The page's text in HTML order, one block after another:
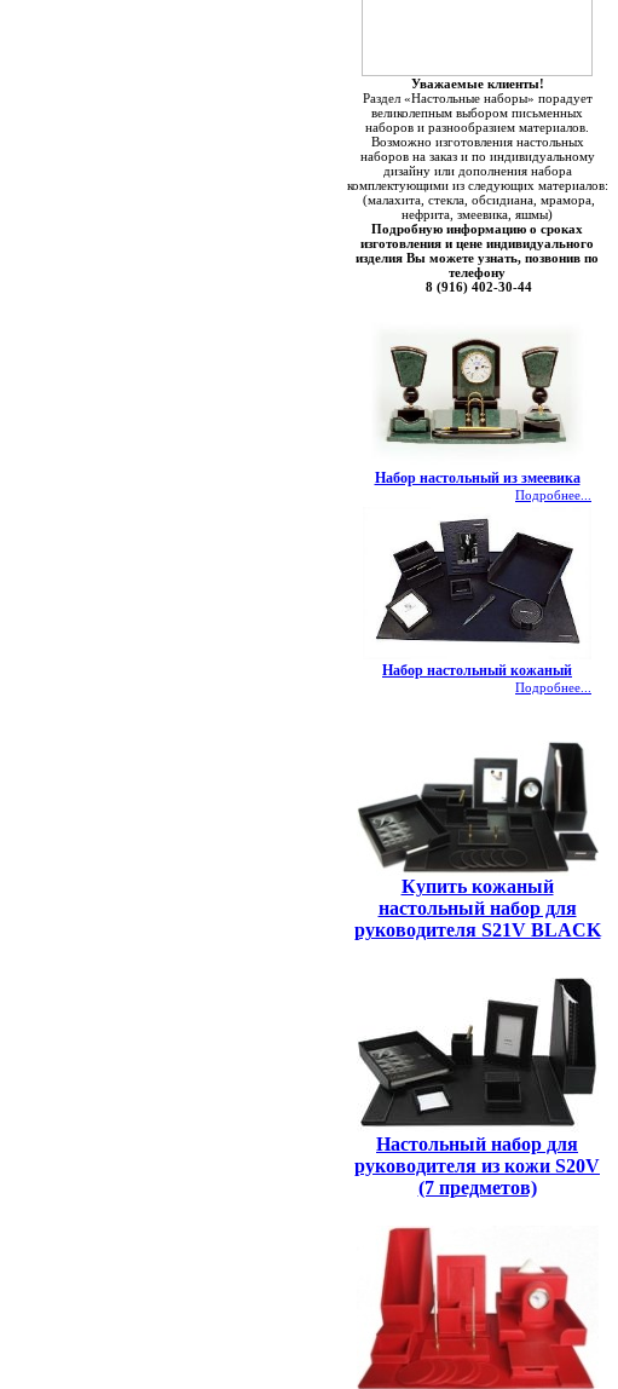
Уважаемые клиенты!
Раздел «Настольные наборы» порадует
великолепным выбором письменных
наборов и разнообразием материалов.
Возможно изготовления настольных
наборов на заказ и по индивидуальному
дизайну или дополнения набора
комплектующими из следующих материалов:
(малахита, стекла, обсидиана, мрамора,
нефрита, змеевика, яшмы)
Подробную информацию о сроках
изготовления и цене индивидуального
изделия Вы можете узнать, позвонив по
телефону
8 (916) 402-30-44
Набор настольный из змеевика
Подробнее...
Набор настольный кожаный
Подробнее...
Купить кожаный
настольный набор для
руководителя S21V BLACK
Настольный набор для
руководителя из кожи S20V
(7 предметов)